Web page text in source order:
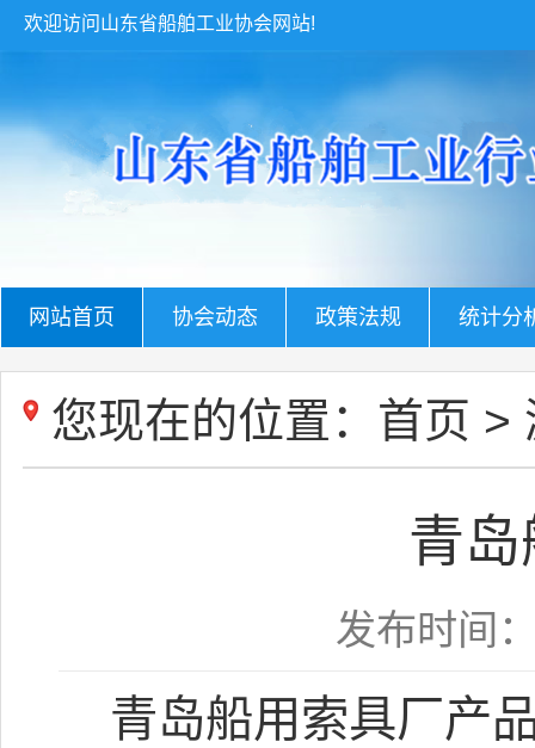
欢迎访问山东省船舶工业协会网站!
网站首页 协会动态 政策法规 统计分
您现在的位置： 首页 >
青
发布时间
青岛船用索具厂产